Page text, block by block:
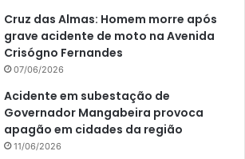
Cruz das Almas: Homem morre após
grave acidente de moto na Avenida
Crisógno Fernandes
07/06/2026
Acidente em subestação de
Governador Mangabeira provoca
apagão em cidades da região
11/06/2026